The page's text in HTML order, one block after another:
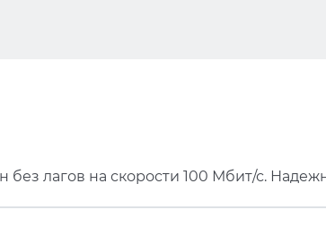
лагов на скорости 100 Мбит/с.